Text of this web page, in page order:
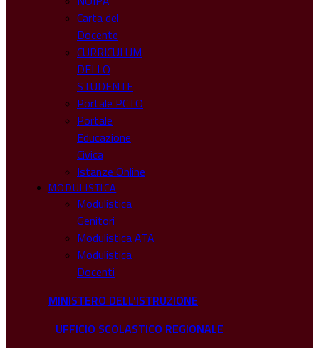
Carta del
Docente
CURRICULUM
DELLO
STUDENTE
Portale PCTO
Portale
Educazione
Civica
Istanze Online
MODULISTICA
Modulistica
Genitori
Modulistica ATA
Modulistica
Docenti
MINISTERO DELL'ISTRUZIONE
UFFICIO SCOLASTICO REGIONALE